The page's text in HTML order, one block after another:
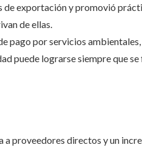
de exportación y promovió
de ellas.
pago por servicios
puede lograrse siempre que se
a proveedores directos y un